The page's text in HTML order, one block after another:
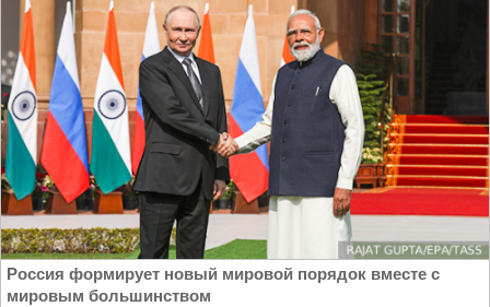
Россия формирует новый мировой порядок вместе с
мировым большинством